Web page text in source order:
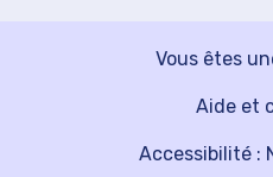
Vous êtes
Aide et
Accessibilité :